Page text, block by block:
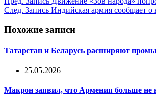
След. Запись Индийская армия сообщает
Похожие записи
Татарстан и Беларусь расширяют
25.05.2026
Макрон заявил, что Армения больше не